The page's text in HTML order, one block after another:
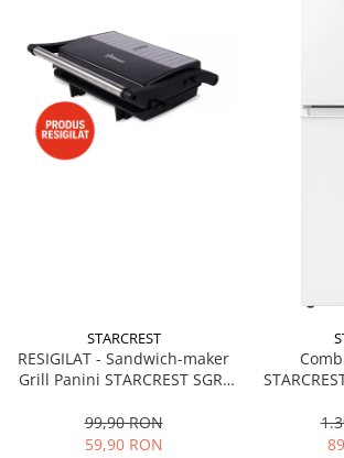
STARCREST
RESIGILAT - Sandwich-maker
Grill Panini STARCREST SGR-
nonaderente, Deschidere
180°, Suprafata de gatire 23 x
99,90 RON
59,90 RON
LED,